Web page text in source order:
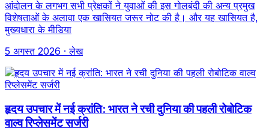
आंदोलन के लगभग सभी प्रेक्षकों ने युवाओं की इस गोलबंदी की अन्य प्रमुख
विशेषताओं के अलावा एक खासियत जरूर नोट की है। और यह खासियत है,
मुख्यधारा के मीडिया
5 अगस्त 2026 · लेख
हृदय उपचार में नई क्रांति: भारत ने रची दुनिया की पहली रोबोटिक
वाल्व रिप्लेसमेंट सर्जरी